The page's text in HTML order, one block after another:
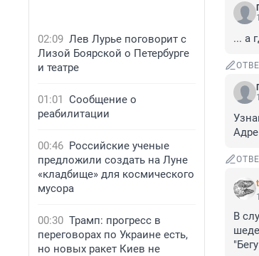
02:09 Лев Лурье поговорит с
Лизой Боярской о Петербурге
и театре
01:01 Сообщение о
реабилитации
00:46 Российские ученые
предложили создать на Луне
«кладбище» для космического
мусора
00:30 Трамп: прогресс в
переговорах по Украине есть,
но новых ракет Киев не
... а
В